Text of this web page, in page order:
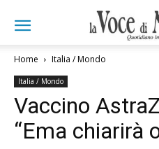
Home Italia / Mondo
Italia / Mondo
Vaccino
“Ema chiarirà